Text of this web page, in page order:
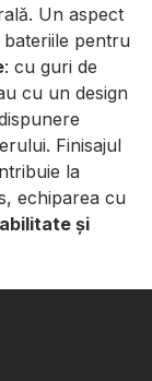
Un aspect
pentru
: cu guri de
cu un design
Finisajul
la
echiparea cu
și